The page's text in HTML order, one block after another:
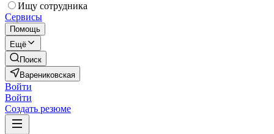
Ищу сотрудника
Сервисы
Помощь
Ещё
Поиск
Варениковская
Войти
Войти
Создать резюме